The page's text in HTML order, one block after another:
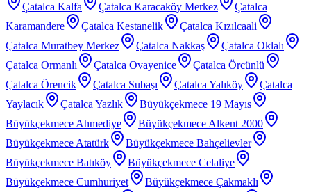
Çatalca Kalfa
Çatalca Karacaköy Merkez
Çatalca
Karamandere
Çatalca Kestanelik
Çatalca Kızılcaali
Çatalca Muratbey Merkez
Çatalca Nakkaş
Çatalca Oklalı
Çatalca Ormanlı
Çatalca Ovayenice
Çatalca Örcünlü
Çatalca Örencik
Çatalca Subaşı Çatalca Yalıköy
Çatalca
Yaylacık
Çatalca Yazlık
Büyükçekmece 19 Mayıs
Büyükçekmece Ahmediye
Büyükçekmece Alkent 2000
Büyükçekmece Atatürk
Büyükçekmece Bahçelievler
Büyükçekmece Batıköy
Büyükçekmece Celaliye
Büyükçekmece Cumhuriyet
Büyükçekmece Çakmaklı